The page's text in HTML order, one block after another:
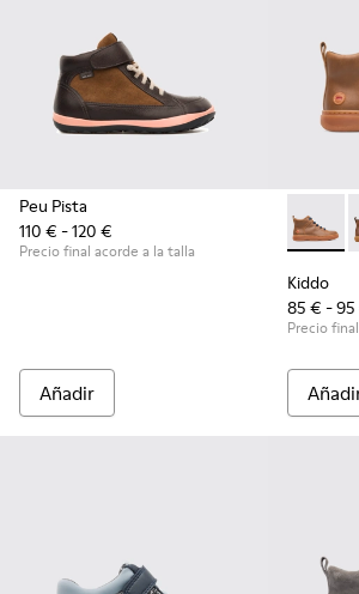
Peu Pista
110 € - 120 €
Precio final acorde a la talla
Añadir
Kiddo -
Kiddo
85 € -
Precio